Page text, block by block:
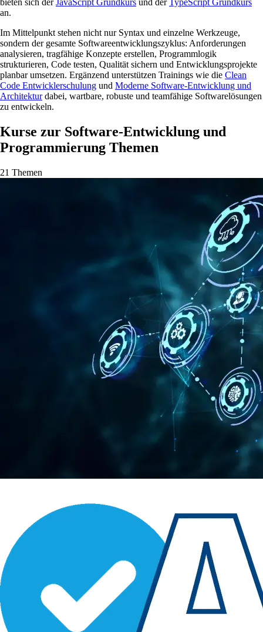
bieten sich derJavaScript Grundkurs und der
TypeScript Grundkurs
an.
Im Mittelpunkt stehen nicht nur Syntax und einzelne Werkzeuge,
sondern der gesamte Softwareentwicklungszyklus: Anforderungen
analysieren, tragfähige Konzepte erstellen, Programmlogik
strukturieren, Code testen, Qualität sichern und Entwicklungsprojekte
planbar umsetzen. Ergänzend unterstützen Trainings wie die Clean
Code Entwicklerschulung und Moderne Software-Entwicklung und
Architekturdabei, wartbare, robuste und teamfähige Softwarelösungen
zu entwickeln.
Kurse zur Software-Entwicklung und
Programmierung Themen
21 Themen